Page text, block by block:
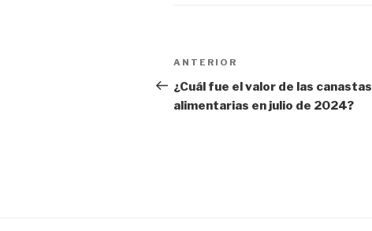
Navegación
de
entradas
Entrada
anterior:
ANTERIOR
¿Cuál fue el valor de las canastas
alimentarias en julio de 2024?